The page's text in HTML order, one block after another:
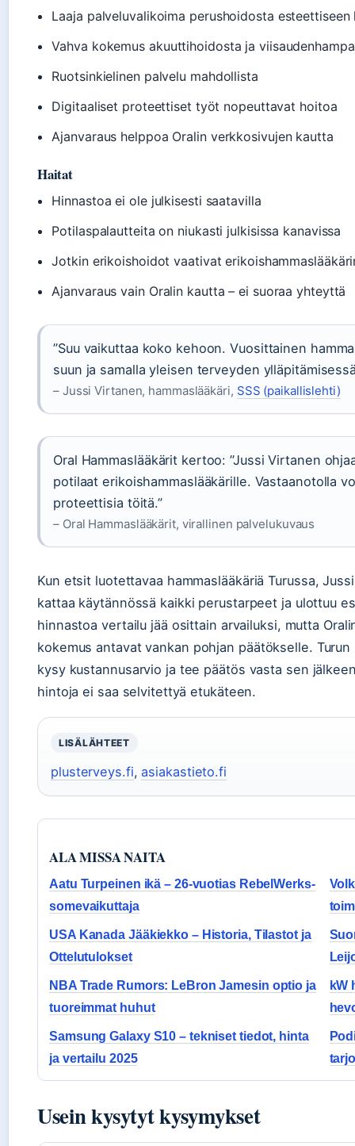
Laaja palveluvalikoima perushoidosta esteettiseen
Vahva kokemus akuuttihoidosta ja
Ruotsinkielinen palvelu mahdollista
Digitaaliset proteettiset työt nopeuttavat hoitoa
Ajanvaraus helppoa Oralin verkkosivujen kautta
Haitat
Hinnastoa ei ole julkisesti saatavilla
Potilaspalautteita on niukasti julkisissa kanavissa
Jotkin erikoishoidot vaativat
Ajanvaraus vain Oralin kautta – ei suoraa yhteyttä
”Suu vaikuttaa koko kehoon. Vuosittainen
suun ja samalla yleisen terveyden
– Jussi Virtanen, hammaslääkäri, SSS (paikallislehti)
Oral Hammaslääkärit kertoo: ”Jussi Virtanen
potilaat erikoishammaslääkärille. Vastaanotolla
proteettisia töitä.”
– Oral Hammaslääkärit, virallinen palvelukuvaus
Kun etsit luotettavaa hammaslääkäriä Turussa,
kattaa käytännössä kaikki perustarpeet ja ulottuu
hinnastoa vertailu jää osittain arvailuksi, mutta
kokemus antavat vankan pohjan päätökselle.
kysy kustannusarvio ja tee päätös vasta sen
hintoja ei saa selvitettyä etukäteen.
LISÄLÄHTEET
plusterveys.fi,asiakastieto.fi
ALA MISSA NAITA
Aatu Turpeinen ikä – 26-vuotias RebelWerks-
somevaikuttaja
USA Kanada Jääkiekko – Historia, Tilastot ja
Ottelutulokset
NBA Trade Rumors: LeBron Jamesin optio ja
tuoreimmat huhut
kW
Samsung Galaxy S10 – tekniset tiedot, hinta
ja vertailu 2025
Usein kysytyt kysymykset